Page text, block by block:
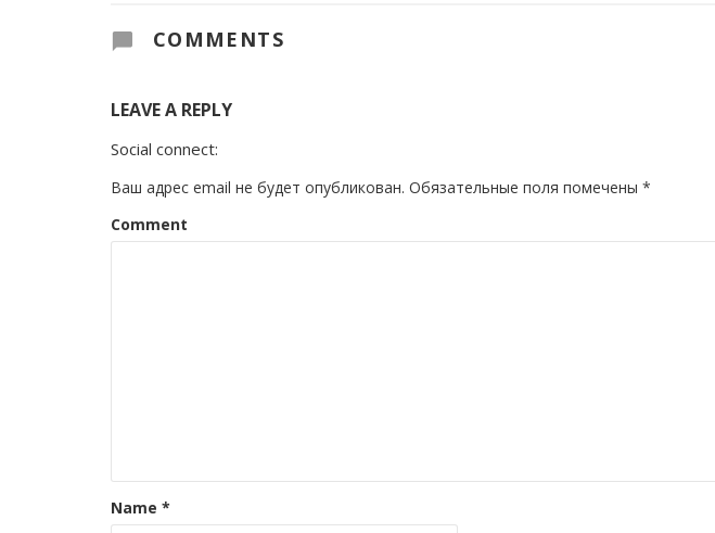
COMMENTS
LEAVE A REPLY
Social connect:
Ваш адрес email не будет опубликован. Обязательные поля помечены *
Comment
Name *